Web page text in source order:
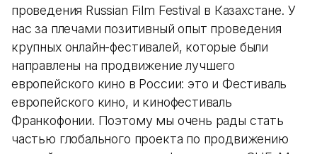
проведения Russian Film Festival в Казахстане. У
нас за плечами позитивный опыт проведения
крупных онлайн-фестивалей, которые были
направлены на продвижение лучшего
европейского кино в России: это и Фестиваль
европейского кино, и кинофестиваль
Франкофонии. Поэтому мы очень рады стать
частью глобального проекта по продвижению